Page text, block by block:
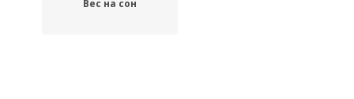
Вес на сон